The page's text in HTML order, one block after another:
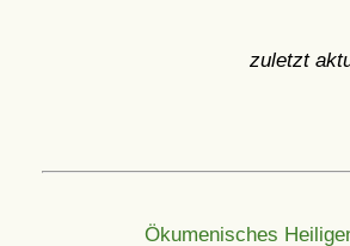
zuletzt
Ökumenisches